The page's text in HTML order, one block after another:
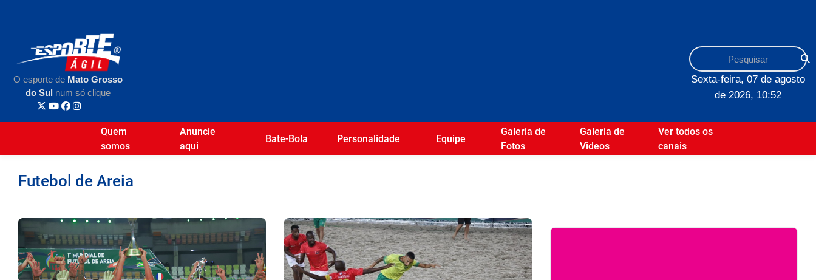
O esporte de Mato Grosso
do Sul num só clique
Sexta-feira, 07 de agosto
de 2026, 10:52
Quem
somos
Anuncie
aqui
Bate-Bola Personalidade Equipe
Galeria de
Fotos
Galeria de
Videos
Ver todos os
canais
Futebol de Areia